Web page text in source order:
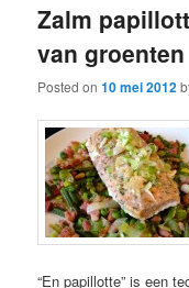
Zalm
van groenten
Posted on10 mei 2012
“En papillotte” is een